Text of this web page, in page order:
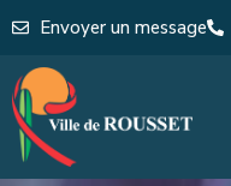
Envoyer un message